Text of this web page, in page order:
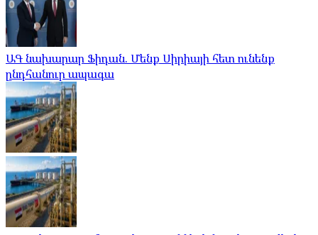
ԱԳ նախարար Ֆիդան. Մենք Սիրիայի հետ ունենք
ընդհանուր ապագա